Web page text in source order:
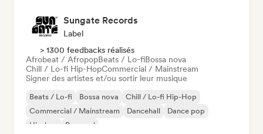
Sungate Records
Label
> 1300 feedbacks réalisés
Afrobeat / AfropopBeats / Lo-fiBossa nova
Chill / Lo-fi Hip-HopCommercial / Mainstream
Signer des artistes et/ou sortir leur musique
Beats / Lo-fi Bossa nova
Chill / Lo-fi Hip-Hop
Commercial / Mainstream
Dancehall
Dance pop
Hip-hop
Pop soul